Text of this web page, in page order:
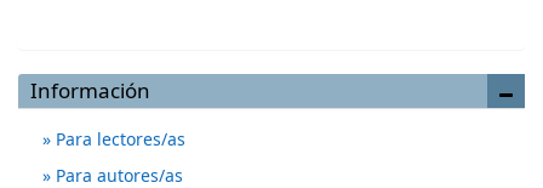
Información
Para lectores/as
Para autores/as